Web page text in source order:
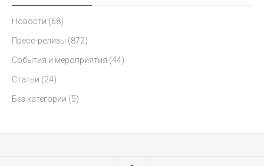
Новости (68)
Пресс-релизы (872)
События и мероприятия (44)
Статьи (24)
Без категории (5)